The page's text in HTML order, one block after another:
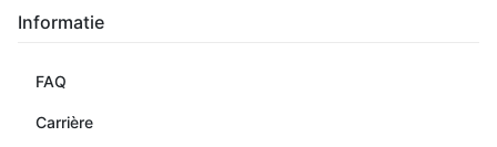
Informatie
FAQ
Carrière